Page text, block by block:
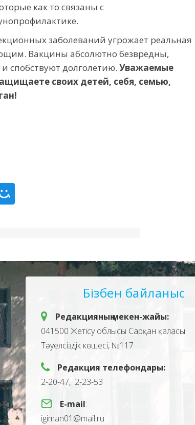
как то связаны с
заболеваний угро­жает реальная
Вакцины абсолютно безвредны,
споб­ствуют долголетию. Уважаемые
своих детей, себя, семью,
Бізбен байланыс
Редакцияның мекен-жайы:
041500 Жетісу облысы Сарқан қаласы
Тәуелсіздік көшесі, №117
Редакция телефондары:
2-20-47, 2-23-53
E-mail:
igiman01@mail.ru